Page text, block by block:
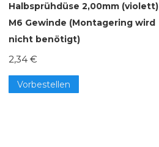
Halbsprühdüse 2,00mm (violett)
M6 Gewinde (Montagering wird
nicht benötigt)
2,34 €
Vorbestellen